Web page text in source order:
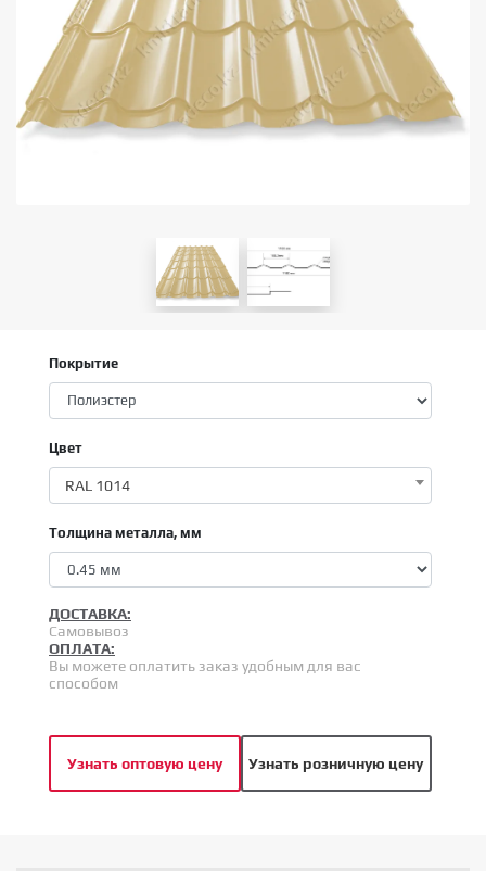
Покрытие
Цвет
RAL 1014
Толщина металла, мм
ДОСТАВКА:
Самовывоз
ОПЛАТА:
Вы можете оплатить заказ удобным для вас
способом
Узнать оптовую цену Узнать розничную цену